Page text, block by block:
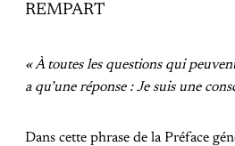
REMPART
« À toutes les questions qui
a qu’une réponse : Je suis une
Dans cette phrase de la Préface